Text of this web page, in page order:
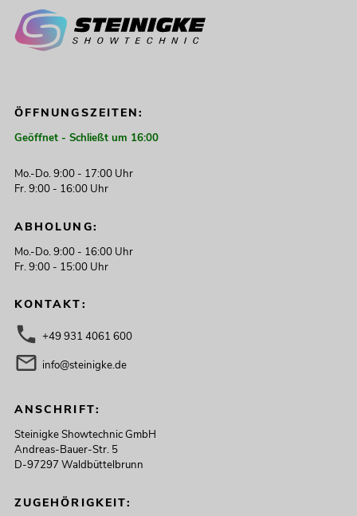
ÖFFNUNGSZEITEN:
Geöffnet - Schließt um 16:00
Mo.-Do. 9:00 - 17:00 Uhr
Fr. 9:00 - 16:00 Uhr
ABHOLUNG:
Mo.-Do. 9:00 - 16:00 Uhr
Fr. 9:00 - 15:00 Uhr
KONTAKT:
+49 931 4061 600
info@steinigke.de
ANSCHRIFT:
Steinigke Showtechnic GmbH
Andreas-Bauer-Str. 5
D-97297 Waldbüttelbrunn
ZUGEHÖRIGKEIT: